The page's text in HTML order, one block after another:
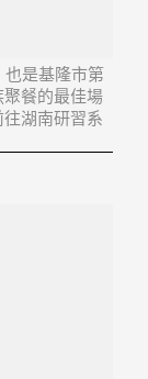
也是基隆市第
餐的最佳場
湖南研習系